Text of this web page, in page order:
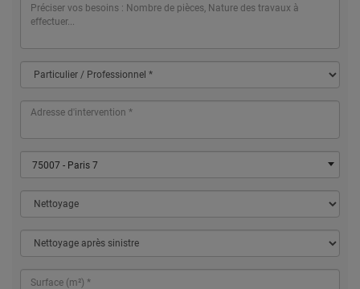
75007 - Paris 7